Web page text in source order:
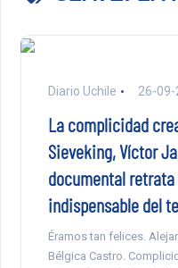
Diario Uchile 26-09-
La complicidad
Sieveking, Víctor
documental
indispensable del
Éramos tan felices.
Bélgica Castro.